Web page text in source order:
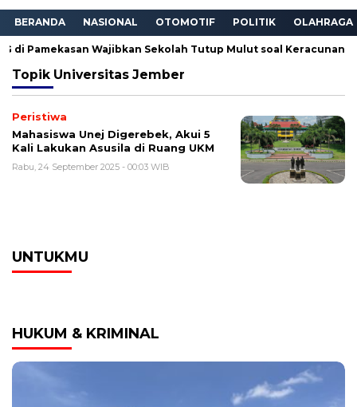
BERANDA NASIONAL OTOMOTIF POLITIK OLAHRAGA
Wajibkan Sekolah Tutup Mulut soal Keracunan
Topik Universitas Jember
Peristiwa
Mahasiswa Unej Digerebek, Akui 5
Kali Lakukan Asusila di Ruang UKM
Rabu, 24 September 2025 - 00:03 WIB
UNTUKMU
HUKUM & KRIMINAL